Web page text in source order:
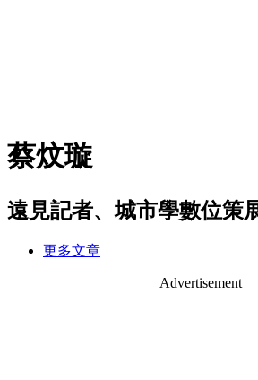
蔡炆璇
遠見記者、城市學數位策
更多文章
Advertisement